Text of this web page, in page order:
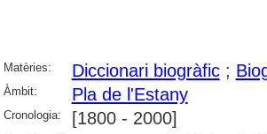
Matèries: Diccionari biogràfic;
Àmbit: Pla de l'Estany
Cronologia: [1800 - 2000]